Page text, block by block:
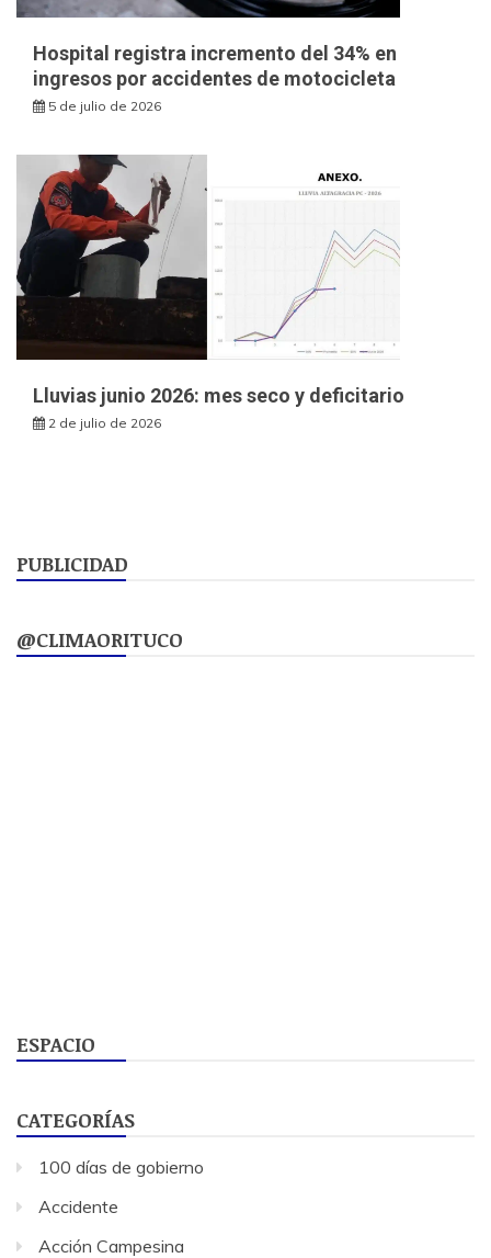
Hospital registra incremento del 34% en
ingresos por accidentes de motocicleta
5 de julio de 2026
Lluvias junio 2026: mes seco y deficitario
2 de julio de 2026
PUBLICIDAD
@CLIMAORITUCO
ESPACIO
CATEGORÍAS
100 días de gobierno
Accidente
Acción Campesina